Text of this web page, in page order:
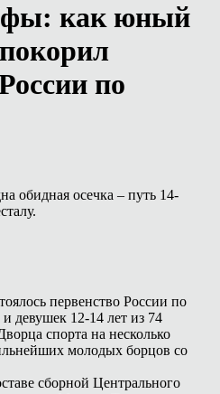
как юный
по
обидная осечка – путь 14-
первенство России по
девушек 12-14 лет из 74
спорта на несколько
молодых борцов со
сборной Центрального